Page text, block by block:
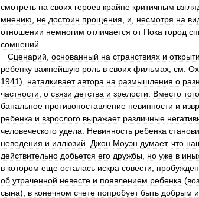
смотреть на своих героев крайне критичным
мнению
не достоин прощения и несмотря на
отношении немногим отличается от Пока город
сомнений
Сценарий основанный на странствиях и
ребенку важнейшую роль в своих фильмах см
1941), наталкивает автора на размышления о
частности о связи детства и зрелости Вместо того
банальное противопоставление невинности и
ребенка и взрослого выражает различные
человеческого удела Невинность ребенка
неведения и иллюзий Джон Моуэн думает, что
действительно добьется его дружбы но уже в
в котором еще осталась искра совести
об утраченной невесте и появлением ребенка (
сына), в конечном счете попробует быть добрым и